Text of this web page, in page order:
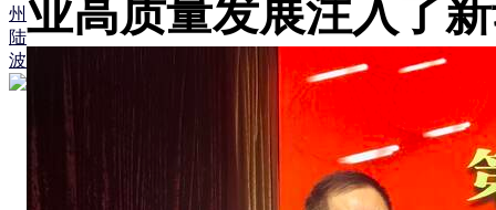
州
陆
波
业高质量发展注入了